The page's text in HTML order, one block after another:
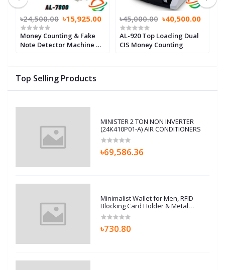
Top Selling Products
MINISTER 2 TON NON INVERTER
(24K410P01-A) AIR CONDITIONERS
৳69,586.36
Minimalist Wallet for Men, RFID
Blocking Card Holder & Metal
Money Clip, Men’s Slim Wallet,
Scratch Resistant, Easily
Removable (Black)
৳730.80
৳24,500.00 ৳15,925.00
Money Counting & Fake
Note Detector Machine ML
৳45,000.00 ৳40,500.00
AL-920 Top Loading Dual
CIS Money Counting